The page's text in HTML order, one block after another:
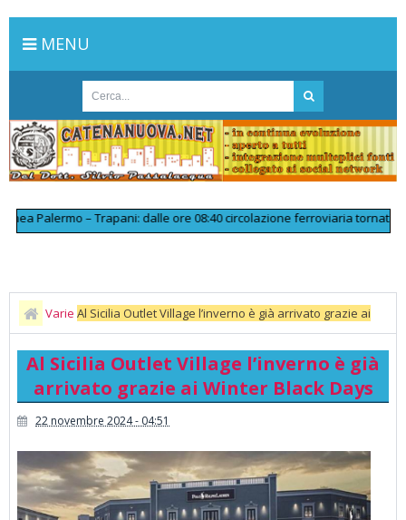
MENU
Palermo – Trapani: dalle ore 08:40 circolazione ferroviaria tornata
Varie Al Sicilia Outlet Village l’inverno è già arrivato grazie ai
Winter Black Days
Al Sicilia Outlet Village l’inverno è già
arrivato grazie ai Winter Black Days
22 novembre 2024 - 04:51